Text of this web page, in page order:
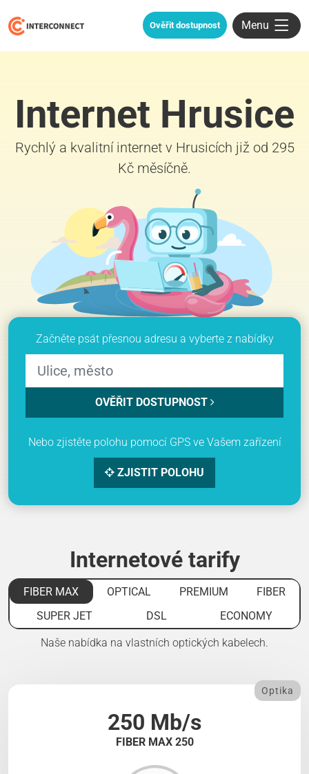
Ověřit dostupnost Menu
Internet Hrusice
Rychlý a kvalitní internet v Hrusicích již od 295
Kč měsíčně.
Začněte psát přesnou adresu a vyberte z nabídky
OVĚŘIT DOSTUPNOST
Nebo zjistěte polohu pomocí GPS ve Vašem zařízení
ZJISTIT POLOHU
Internetové tarify
FIBER MAX OPTICAL PREMIUM
FIBER
SUPER JET
DSL ECONOMY
Naše nabídka na vlastních optických kabelech.
250 Mb/s
FIBER MAX 250
Optika